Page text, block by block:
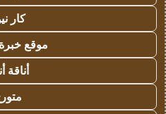
كار
موقع
أناقة